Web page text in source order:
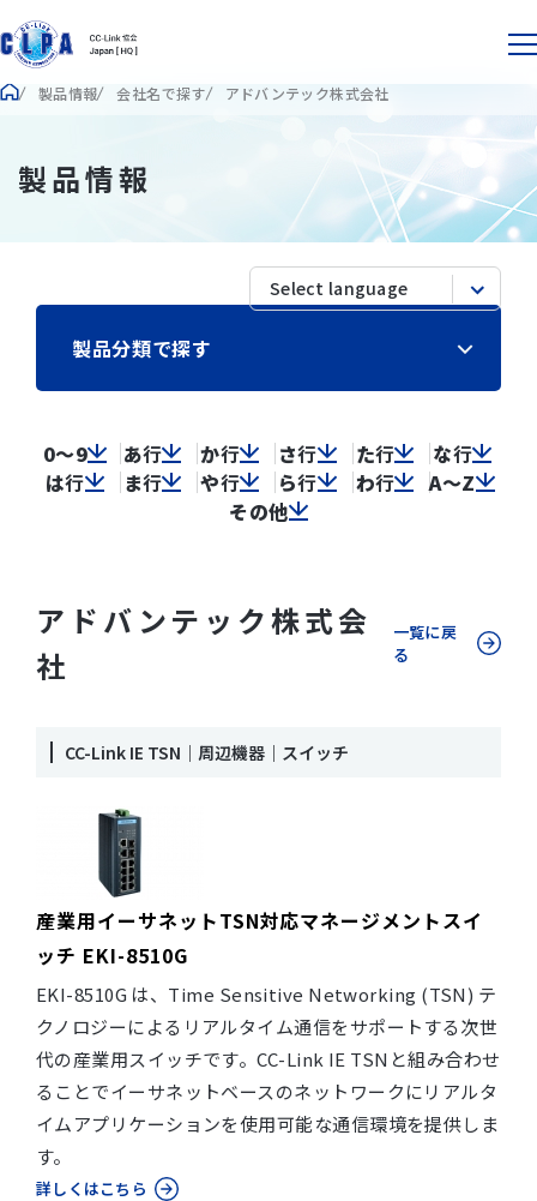
製品情報 会社名で探す アドバンテック株式会社
製品情報
製品分類で探す
0～9 あ行 か行 さ行 た行 な行
は行 ま行 や行 ら行 わ行
A～Z
その他
アドバンテック株式会
社
一覧に戻
る
CC-Link IE TSN｜周辺機器｜スイッチ
産業用イーサネットTSN対応マネージメントスイ
ッチ EKI-8510G
EKI-8510G は、Time Sensitive Networking (TSN) テ
クノロジーによるリアルタイム通信をサポートする次世
代の産業用スイッチです。CC-Link IE TSNと組み合わせ
ることでイーサネットベースのネットワークにリアルタ
イムアプリケーションを使用可能な通信環境を提供しま
す。
詳しくはこちら